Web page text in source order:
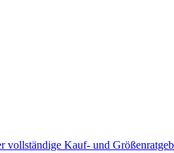
vollständige Kauf- und